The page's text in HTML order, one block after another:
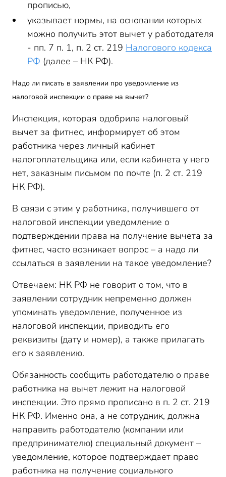
прописью,
указывает нормы, на основании которых
можно получить этот вычет у работодателя
- пп. 7 п. 1, п. 2 ст. 219 Налогового кодекса
РФ (далее – НК РФ).
Надо ли писать в заявлении про уведомление из
налоговой инспекции о праве на вычет?
Инспекция, которая одобрила налоговый
вычет за фитнес, информирует об этом
работника через личный кабинет
налогоплательщика или, если кабинета у него
нет, заказным письмом по почте (п. 2 ст. 219
НК РФ).
В связи с этим у работника, получившего от
налоговой инспекции уведомление о
подтверждении права на получение вычета за
фитнес, часто возникает вопрос – а надо ли
ссылаться в заявлении на такое уведомление?
Отвечаем: НК РФ не говорит о том, что в
заявлении сотрудник непременно должен
упоминать уведомление, полученное из
налоговой инспекции, приводить его
реквизиты (дату и номер), а также прилагать
его к заявлению.
Обязанность сообщить работодателю о праве
работника на вычет лежит на налоговой
инспекции. Это прямо прописано в п. 2 ст. 219
НК РФ. Именно она, а не сотрудник, должна
направить работодателю (компании или
предпринимателю) специальный документ –
уведомление, которое подтверждает право
работника на получение социального